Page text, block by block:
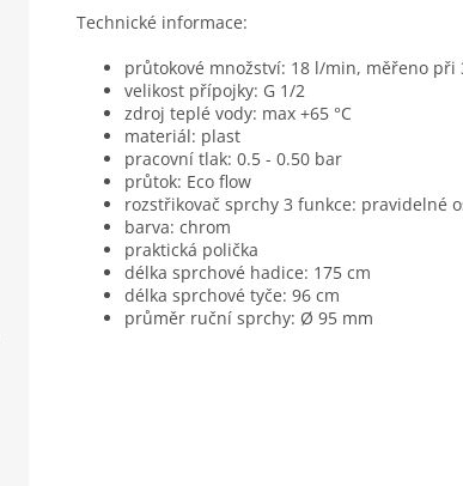
Technické informace:
průtokové množství: 18 l/min, měřeno
velikost přípojky: G 1/2
zdroj teplé vody: max +65 °C
materiál: plast
pracovní tlak: 0.5 - 0.50 bar
průtok: Eco flow
rozstřikovač sprchy 3 funkce: pravidelné
barva: chrom
praktická polička
délka sprchové hadice: 175 cm
délka sprchové tyče: 96 cm
průměr ruční sprchy: Ø 95 mm